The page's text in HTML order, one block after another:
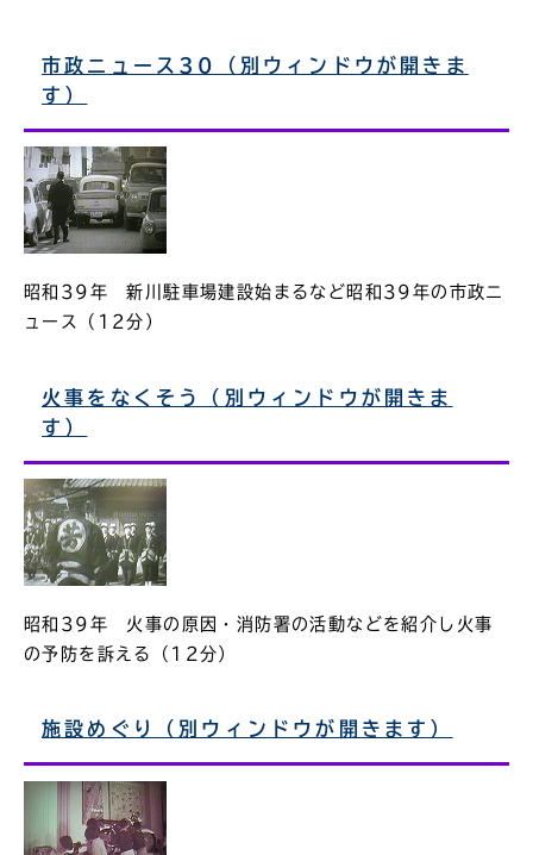
市政ニュース30（別ウィンドウが開きま
す）
昭和39年 新川駐車場建設始まるなど昭和39年の市政ニ
ュース（12分）
火事をなくそう（別ウィンドウが開きま
す）
昭和39年 火事の原因・消防署の活動などを紹介し火事
の予防を訴える（12分）
施設めぐり（別ウィンドウが開きます）